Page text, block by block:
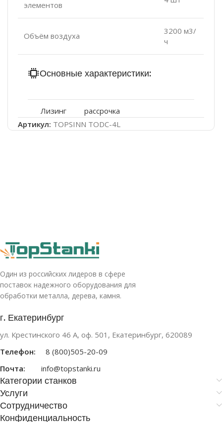
элементов
Объём воздуха
3200 м3/
ч
Ошибка:Контактная форма не найдена.
Основные характеристики:
Лизинг
рассрочка
Артикул: TOPSINN TODC-4L
Один из российских лидеров в сфере
поставок надежного оборудования для
обработки металла, дерева, камня.
г. Екатеринбург
ул. Крестинского 46 А, оф. 501, Екатеринбург, 620089
Телефон:
8 (800)505-20-09
Почта:
info@topstanki.ru
Категории станков
Услуги
Сотрудничество
Конфиденциальность